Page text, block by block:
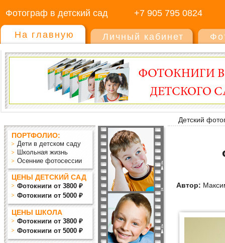
Фотограф в детский сад +7 905 795 0824
На главную Личный кабинет
Детский
ПОРТФОЛИО:
Дети в детском саду
Школьная жизнь
Осенние фотосессии
ЦЕНЫ ДЕТСКИЙ САД
Фотокниги от 3800 ₽
Фотокниги от 5000 ₽
ЦЕНЫ ШКОЛА
Фотокниги от 3800 ₽
Фотокниги от 5000 ₽
Автор: